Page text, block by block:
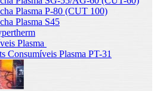
Plasma P-80 (CUT 100)
Plasma S45
Plasma
Consumíveis Plasma PT-31